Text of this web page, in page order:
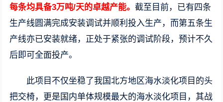
每条均具备3万吨/天的卓越产能。截至目前，已有四条
生产线圆满完成安装调试并顺利投入生产，而第五条生
产线亦已安装就绪，正处于紧张的调试阶段，预计不久
后即可全面投产。
此项目不仅坐稳了我国北方地区海水淡化项目的头
把交椅，更是国内单体规模最大的海水淡化项目，其战